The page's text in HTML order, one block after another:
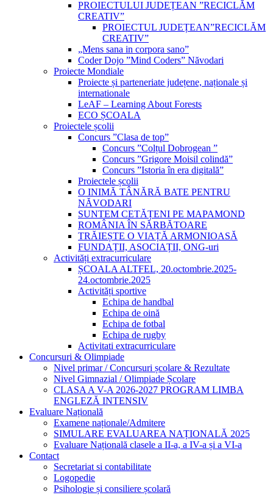
PROIECTULUI JUDEȚEAN ”RECICLĂM
CREATIV”
PROIECTUL JUDEȚEAN”RECICLĂM
CREATIV”
„Mens sana in corpora sano”
Coder Dojo ”Mind Coders” Năvodari
Proiecte Mondiale
Proiecte și parteneriate județene, naționale și
internationale
LeAF – Learning About Forests
ECO ȘCOALA
Proiectele școlii
Concurs ”Clasa de top”
Concurs ”Colțul Dobrogean ”
Concurs ”Grigore Moisil colindă”
Concurs ”Istoria în era digitală”
Proiectele școlii
O INIMĂ TÂNĂRĂ BATE PENTRU
NĂVODARI
SUNTEM CETĂȚENI PE MAPAMOND
ROMÂNIA ÎN SĂRBĂTOARE
TRĂIEȘTE O VIAȚĂ ARMONIOASĂ
FUNDAȚII, ASOCIAȚII, ONG-uri
Activități extracurriculare
ȘCOALA ALTFEL, 20.octombrie.2025-
24.octombrie.2025
Activități sportive
Echipa de handbal
Echipa de oină
Echipa de fotbal
Echipa de rugby
Activitati extracurriculare
Concursuri & Olimpiade
Nivel primar / Concursuri școlare & Rezultate
Nivel Gimnazial / Olimpiade Școlare
CLASA A V-A 2026-2027 PROGRAM LIMBA
ENGLEZĂ INTENSIV
Evaluare Națională
Examene naționale/Admitere
SIMULARE EVALUAREA NAȚIONALĂ 2025
Evaluare Națională clasele a II-a, a IV-a și a VI-a
Contact
Secretariat si contabilitate
Logopedie
Psihologie și consiliere școlară